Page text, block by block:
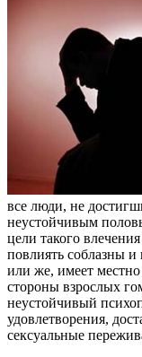
все люди, не
неустойчивым
цели такого
повлиять соблазны
или же, имеет
стороны взрослых
неустойчивый
удовлетворения,
сексуальные